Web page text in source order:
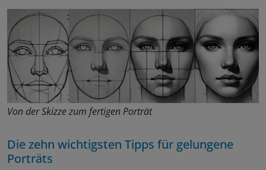
Von der Skizze zum fertigen Porträt
Die zehn wichtigsten Tipps für gelungene
Porträts